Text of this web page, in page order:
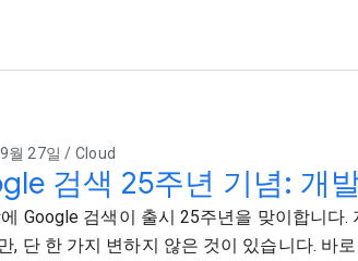
월 27일 / Cloud
검색 25주년 기념: 개
Google 검색이 출시 25주년을 맞이합니다
, 단 한 가지 변하지 않은 것이 있습니다. 바